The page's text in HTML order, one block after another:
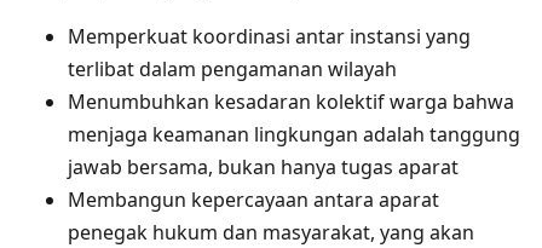
Memperkuat koordinasi antar instansi yang
terlibat dalam pengamanan wilayah
Menumbuhkan kesadaran kolektif warga bahwa
menjaga keamanan lingkungan adalah tanggung
jawab bersama, bukan hanya tugas aparat
Membangun kepercayaan antara aparat
penegak hukum dan masyarakat, yang akan